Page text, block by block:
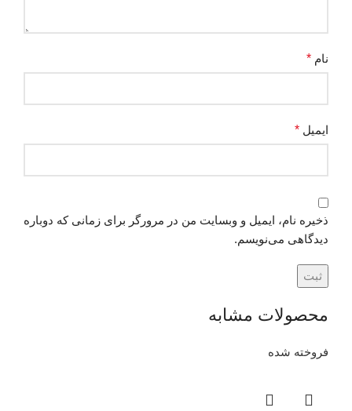
نام *
ایمیل *
ذخیره نام، ایمیل و وبسایت من در مرورگر برای زمانی که دوباره
دیدگاهی می‌نویسم.
محصولات مشابه
فروخته شده